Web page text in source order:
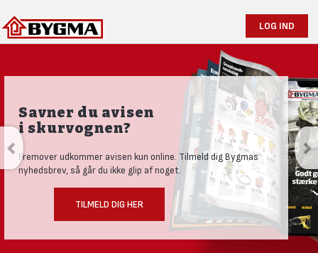
LOG IND
Savner du avisen
i skurvognen?
Fremover udkommer avisen kun online. Tilmeld dig Bygmas
nyhedsbrev, så går du ikke glip af noget.
TILMELD DIG HER